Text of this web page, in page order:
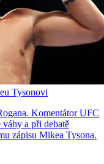
Tysonovi
Komentátor UFC
a při debatě
zápisu Mikea Tysona.